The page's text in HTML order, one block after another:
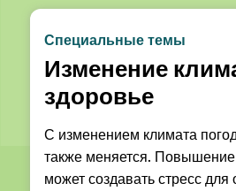
Специальные темы
Изменение
здоровье
С изменением климата
также меняется.
может создавать стресс для